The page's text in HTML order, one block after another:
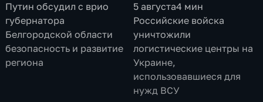
Путин обсудил с врио
губернатора
Белгородской области
безопасность и развитие
региона
5 августа4 мин
Российские войска
уничтожили
логистические центры на
Украине,
использовавшиеся для
нужд ВСУ